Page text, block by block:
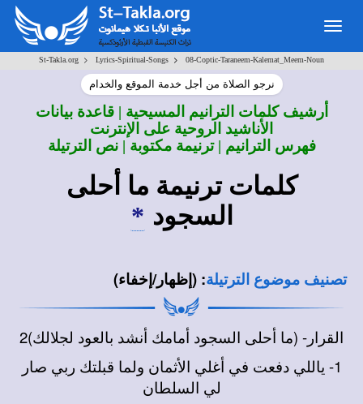
St-Takla.org > Lyrics-Spiritual-Songs > 08-Coptic-Taraneem-Kalemat_Meem-Noun
نرجو الصلاة من أجل خدمة الموقع والخدام
أرشيف كلمات الترانيم المسيحية | قاعدة بيانات
الأناشيد الروحية على الإنترنت
فهرس الترانيم | ترنيمة مكتوبة | نص الترتيلة
كلمات ترنيمة ما أحلى
السجود *
تصنيف موضوع الترتيلة: (إظهار/إخفاء)
القرار- (ما أحلى السجود أمامك أنشد بالعود لجلالك)2
1- ياللي دفعت في أغلي الأثمان ولما قبلتك ربي صار
لي السلطان